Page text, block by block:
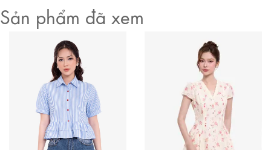
Sản phẩm đã xem